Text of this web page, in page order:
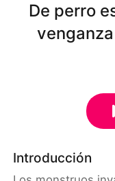
De perro
Introducción